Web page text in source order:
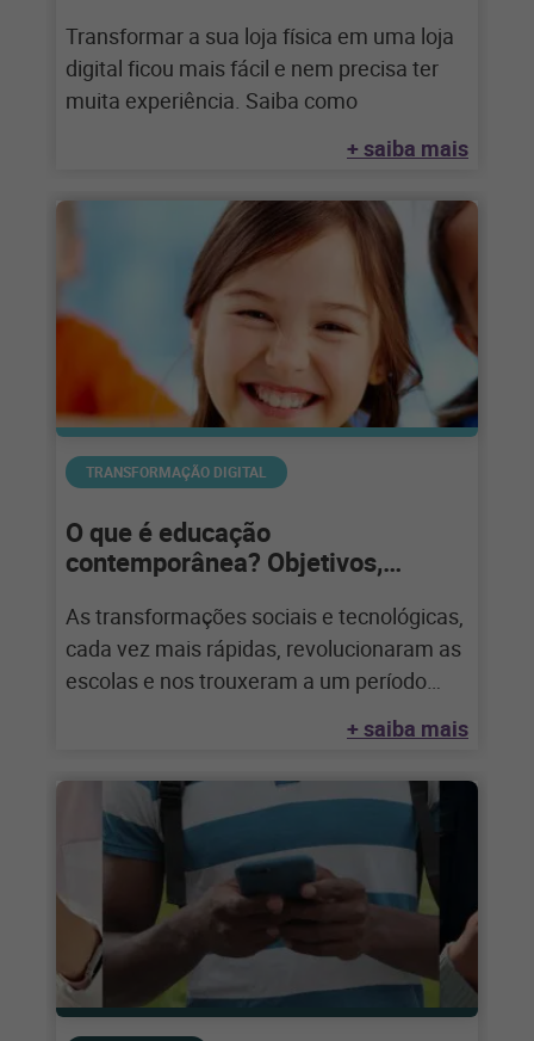
Transformar a sua loja física em uma loja
digital ficou mais fácil e nem precisa ter
muita experiência. Saiba como
+ saiba mais
TRANSFORMAÇÃO DIGITAL
O que é educação
contemporânea? Objetivos,
escola
As transformações sociais e tecnológicas,
cada vez mais rápidas, revolucionaram as
escolas e nos trouxeram a um período
+ saiba mais